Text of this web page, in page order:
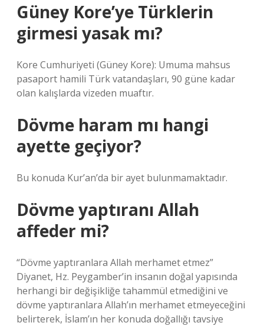
Güney Kore’ye Türklerin
girmesi yasak mı?
Kore Cumhuriyeti (Güney Kore): Umuma mahsus
pasaport hamili Türk vatandaşları, 90 güne kadar
olan kalışlarda vizeden muaftır.
Dövme haram mı hangi
ayette geçiyor?
Bu konuda Kur’an’da bir ayet bulunmamaktadır.
Dövme yaptıranı Allah
affeder mi?
“Dövme yaptıranlara Allah merhamet etmez”
Diyanet, Hz. Peygamber’in insanın doğal yapısında
herhangi bir değişikliğe tahammül etmediğini ve
dövme yaptıranlara Allah’ın merhamet etmeyeceğini
belirterek, İslam’ın her konuda doğallığı tavsiye